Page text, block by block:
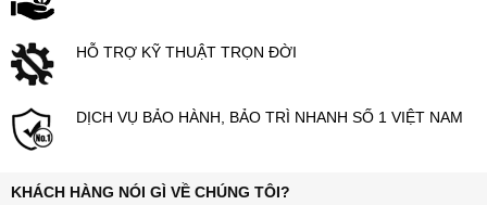
HỖ TRỢ KỸ THUẬT TRỌN ĐỜI
DỊCH VỤ BẢO HÀNH, BẢO TRÌ NHANH SỐ 1 VIỆT NAM
KHÁCH HÀNG NÓI GÌ VỀ CHÚNG TÔI?